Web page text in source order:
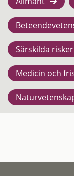
Särskilda risker
Medicin och